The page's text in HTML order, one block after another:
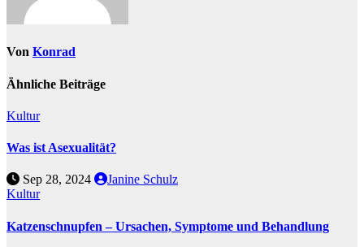
Von Konrad
Ähnliche Beiträge
Kultur
Was ist Asexualität?
Sep 28, 2024
Janine Schulz
Kultur
Katzenschnupfen – Ursachen, Symptome und Behandlung